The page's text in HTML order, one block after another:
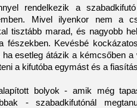
rendelkezik a
Mivel ilyenkor nem a
tisztább marad, és nagyobb
fészekben. Kevésbé
ha esetleg átázik a kémcsőben a
a kifutóba egymást és a
bolyok - amik még
- szabadkifutónál